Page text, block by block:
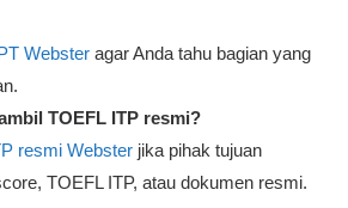
Webster agar Anda tahu bagian yang
TOEFL ITP resmi?
resmi Webster jika pihak tujuan
TOEFL ITP, atau dokumen resmi.